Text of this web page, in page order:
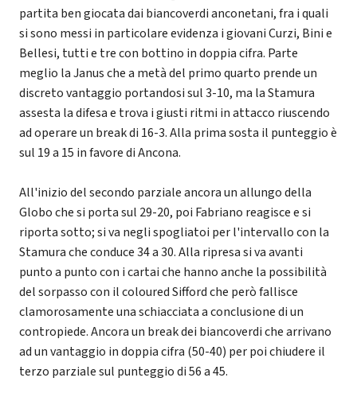
partita ben giocata dai biancoverdi anconetani, fra i quali
si sono messi in particolare evidenza i giovani Curzi, Bini e
Bellesi, tutti e tre con bottino in doppia cifra. Parte
meglio la Janus che a metà del primo quarto prende un
discreto vantaggio portandosi sul 3-10, ma la Stamura
assesta la difesa e trova i giusti ritmi in attacco riuscendo
ad operare un break di 16-3. Alla prima sosta il punteggio è
sul 19 a 15 in favore di Ancona.
All'inizio del secondo parziale ancora un allungo della
Globo che si porta sul 29-20, poi Fabriano reagisce e si
riporta sotto; si va negli spogliatoi per l'intervallo con la
Stamura che conduce 34 a 30. Alla ripresa si va avanti
punto a punto con i cartai che hanno anche la possibilità
del sorpasso con il coloured Sifford che però fallisce
clamorosamente una schiacciata a conclusione di un
contropiede. Ancora un break dei biancoverdi che arrivano
ad un vantaggio in doppia cifra (50-40) per poi chiudere il
terzo parziale sul punteggio di 56 a 45.